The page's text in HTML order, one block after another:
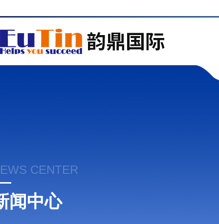
CENTER
闻中心